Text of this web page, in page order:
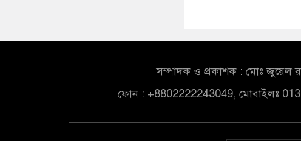
সম্পাদক ও প্রকাশক : মোঃ জুয়েল
ফোন : +8802222243049, মোবাইলঃ